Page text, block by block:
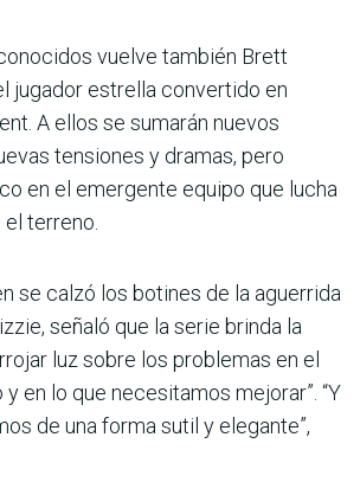
vuelve también Brett
jugador estrella convertido en
A ellos se sumarán nuevos
tensiones y dramas, pero
en el emergente equipo que lucha
terreno.
se calzó los botines de la aguerrida
señaló que la serie brinda la
luz sobre los problemas en el
en lo que necesitamos mejorar”. “Y
de una forma sutil y elegante”,